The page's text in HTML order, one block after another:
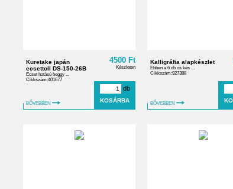
Kuretake japán
ecsettoll DS-150-26B
Ecset hatású heggy ...
Cikkszám:401677
BŐVEBBEN
4500 Ft
Készleten
db
Kalligráfia alapkészlet
Ebben a 6 db os kés ...
Cikkszám:927388
BŐVEBBEN